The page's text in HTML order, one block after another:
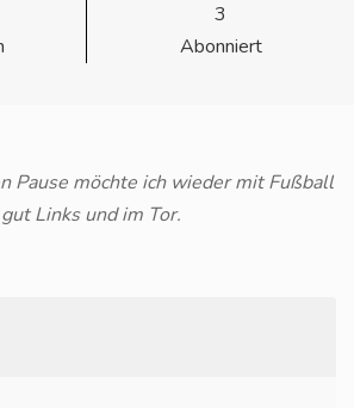
3
Abonniert
Pause möchte ich wieder mit Fußball
Links und im Tor.